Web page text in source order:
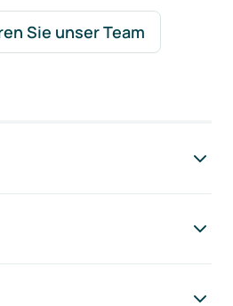
Sie unser Team